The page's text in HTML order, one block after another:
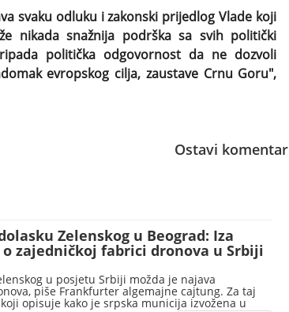
svaku odluku i zakonski prijedlog Vlade koji
nikada snažnija podrška sa svih politički
politička odgovornost da ne dozvoli
evropskog cilja, zaustave Crnu Goru",
Ostavi komentar
Zelenskog u Beograd: Iza
zajedničkoj fabrici dronova u Srbiji
u posjetu Srbiji možda je najava
piše Frankfurter algemajne cajtung. Za taj
opisuje kako je srpska municija izvožena u